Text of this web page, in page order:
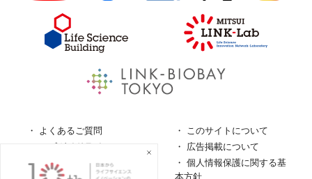
よくあるご質問
このサイトについて
ロゴガイドライン
広告掲載について
特定商取引法に基づく表
個人情報保護に関する基
本方針